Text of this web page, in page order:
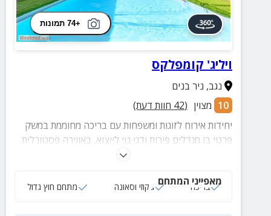
+74 תמונות
ויליג' קומפלקס
נגב, ניר בנים
10 מצוין (
42 חוות דעת)
יחידות אירוח לזוגות ומשפחות עם בריכה מחוממת במשק
פרטי בו מגדלים פירות ודגי נוי לייצוא, באווירה פסטורלית
מאפייני המתחם
בריכה ג‘קוזי וסאונה מתחם חוץ גדול